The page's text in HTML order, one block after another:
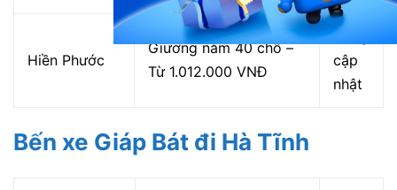
Hiền Phước
Giường nằm 40 chỗ –
Từ 1.012.000 VNĐ
Đang
cập
nhật
Bến xe Giáp Bát đi Hà Tĩnh